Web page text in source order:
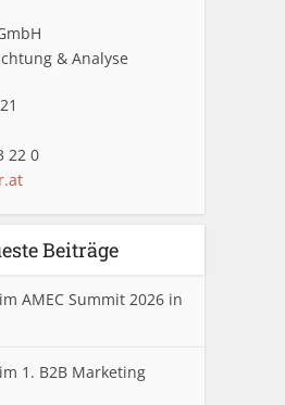
& Analyse
22 0
Beiträge
AMEC Summit 2026 in
1. B2B Marketing